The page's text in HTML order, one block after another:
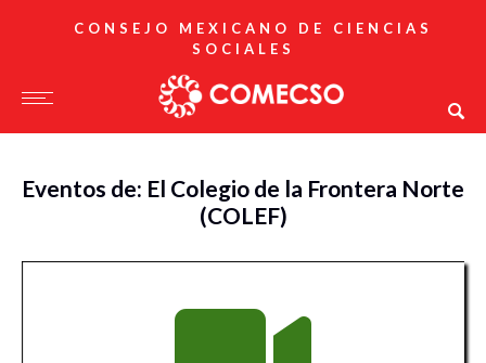
CONSEJO MEXICANO DE CIENCIAS
SOCIALES
Eventos de: El Colegio de la Frontera Norte
(COLEF)